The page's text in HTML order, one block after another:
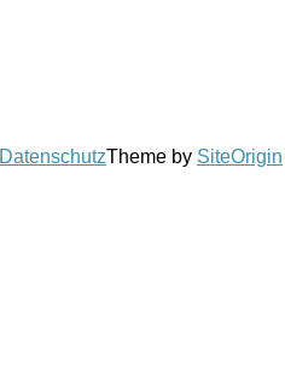
DatenschutzTheme by SiteOrigin